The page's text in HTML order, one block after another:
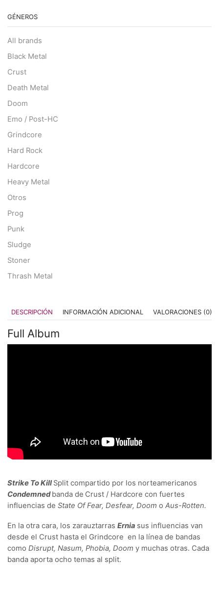
GÉNEROS
All brands
Black Metal
Crust
Death Metal
Doom
Emo / Post-HC
Grindcore
Hard Rock
Hardcore
Heavy Metal
Otros
Prog
Punk
Sludge
Stoner
Thrash Metal
DESCRIPCIÓN INFORMACIÓN ADICIONAL VALORACIONES (0)
Full Album
Strike To KillSplit compartido por los norteamericanos
Condemnedbanda de Crust / Hardcore con fuertes
influencias de State Of Fear, Desfear, Doom o Aus-Rotten.
En la otra cara, los zarauztarras Ernia sus influencias van
desde el Crust hasta el Grindcore en la línea de bandas
como Disrupt, Nasum, Phobia, Doom y muchas otras. Cada
banda aporta ocho temas al split.